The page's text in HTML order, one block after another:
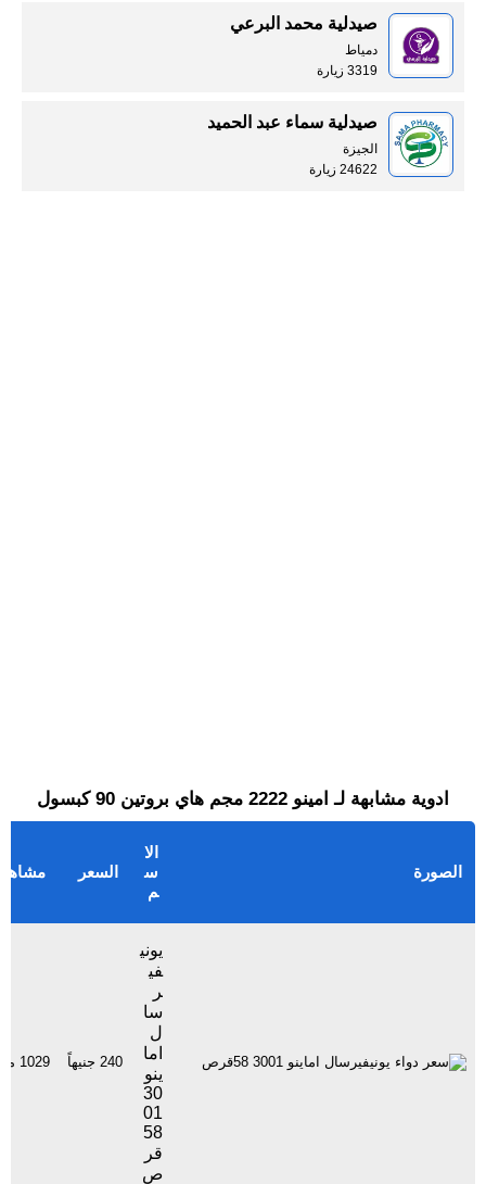
صيدلية محمد البرعي
دمياط
3319 زيارة
صيدلية سماء عبد الحميد
الجيزة
24622 زيارة
ادوية مشابهة لـ امينو 2222 مجم هاي بروتين 90 كبسول
الصورة
الا
س
م
السعر
يوني
في
ر
سا
ل
اما
ينو
30
01
58
قر
ص
240 جنيهاً 1029 مشاهدة